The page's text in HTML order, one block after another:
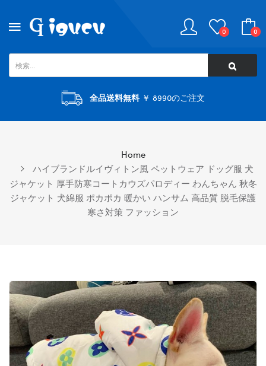
0 0
全品送料無料￥ 8990のご注文
Home
ハイブランドルイヴィトン風 ペットウェア ドッグ服 犬
ジャケット 厚手防寒コートカウズパロディー わんちゃん 秋冬
ジャケット 犬綿服 ポカポカ 暖かい ハンサム 高品質 脱毛保護
寒さ対策 ファッション